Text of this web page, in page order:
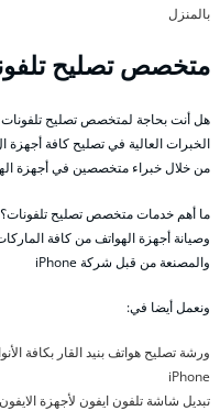
بالمنزل
متخصص تصليح
هل أنت بحاجة لمتخصص تصليح تلفونات
من خلال خبراء متخصصين في أجهزة
ما أهم خدمات متخصص تصليح
وصيانة أجهزة الهواتف من كافة الماركات
والمصنعة من قبل شركة iPhone
ونعمل أيضا في:
iPhone
تبديل شاشة تلفون ايفون لأجهزة